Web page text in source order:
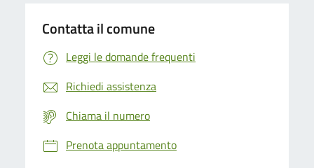
Contatta il comune
Leggi le domande frequenti
Richiedi assistenza
Chiama il numero
Prenota appuntamento